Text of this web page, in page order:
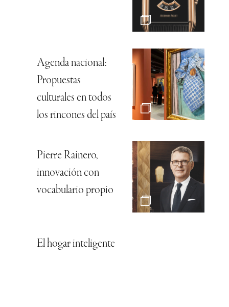
Agenda nacional:
Propuestas
culturales en todos
los rincones del país
Pierre Rainero,
innovación con
vocabulario propio
El hogar inteligente